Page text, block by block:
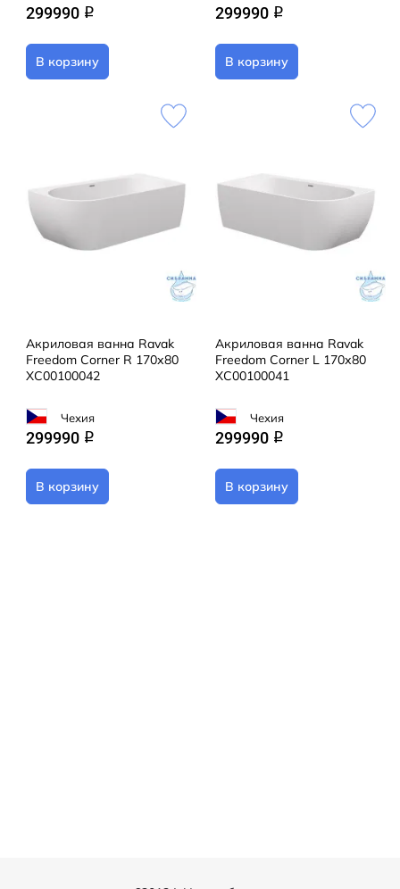
299990 q
В корзину
299990 q
В корзину
Акриловая ванна Ravak
Freedom Corner R 170х80
XC00100042
Чехия
299990 q
В корзину
Акриловая ванна Ravak
Freedom Corner L 170х80
XC00100041
Чехия
299990 q
В корзину